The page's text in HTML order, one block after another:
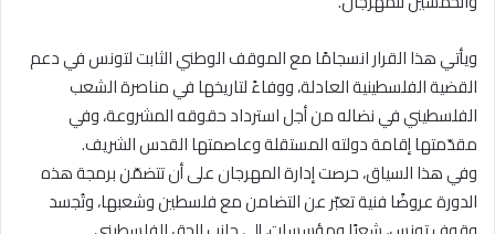
ويأتي هذا القرار انسجامًا مع الموقف الوطني الثابت لتونس في دعم
القضية الفلسطينية العادلة، ووفاءً لتاريخها في مناصرة الشعب
الفلسطيني في نضاله من أجل استرداد حقوقه المشروعة، وفي
مقدّمتها إقامة دولته المستقلة وعاصمتها القدس الشريف.
وفي هذا السياق، حرصت إدارة المهرجان على أن تتضمّن برمجة هذه
الدورة عروضًا فنية تعبّر عن التضامن مع فلسطين وشعبها، وتُجسد